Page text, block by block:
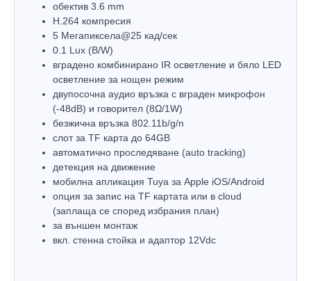
обектив 3.6 mm
H.264 компресия
5 Мегапиксела@25 кад/сек
0.1 Lux (B/W)
вградено комбинирано IR осветление и бяло LED
осветление за нощен режим
двупосочна аудио връзка с вграден микрофон
(-48dB) и говорител (8Ω/1W)
безжична връзка 802.11b/g/n
слот за TF карта до 64GB
автоматично проследяване (auto tracking)
детекция на движение
мобилна апликация Tuya за Apple iOS/Android
опция за запис на TF картата или в cloud
(заплаща се според избрания план)
за външен монтаж
вкл. стенна стойка и адаптор 12Vdc